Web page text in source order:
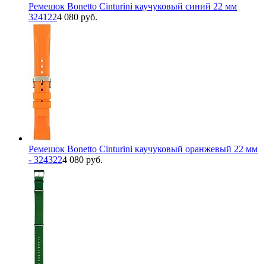
Ремешок Bonetto Cinturini каучуковый синий 22 мм
3241224 080 руб.
Ремешок Bonetto Cinturini каучуковый оранжевый 22 мм
- 3243224 080 руб.